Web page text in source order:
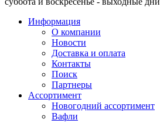
Информация
О компании
Новости
Доставка и оплата
Контакты
Поиск
Партнеры
Ассортимент
Новогодний ассортимент
Вафли